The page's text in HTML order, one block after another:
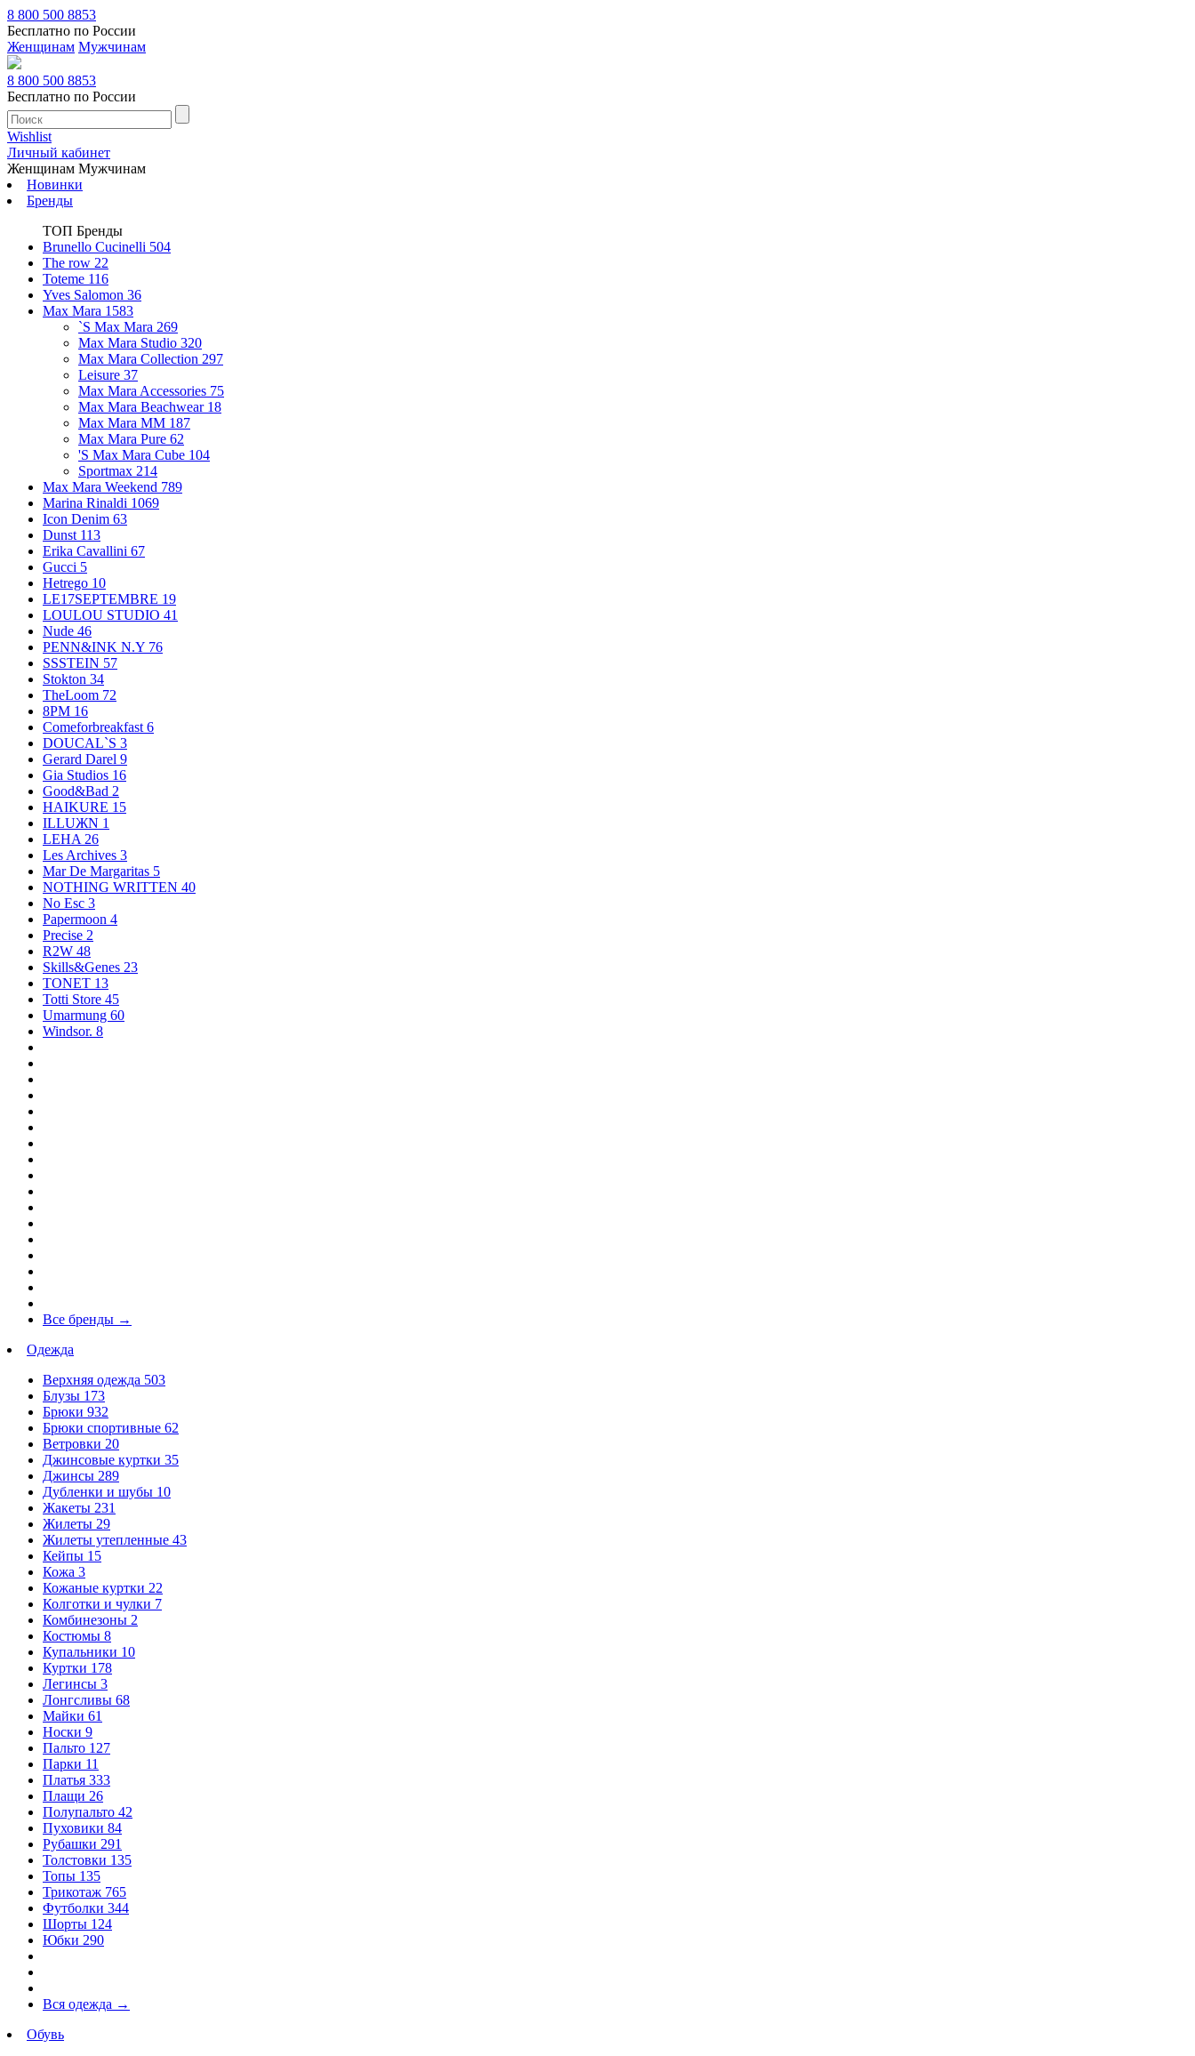
8 800 500 8853
Бесплатно по России
Женщинам Мужчинам
8 800 500 8853
Бесплатно по России
Wishlist
Личный кабинет
Женщинам Мужчинам
Новинки
Бренды
ТОП Бренды
Brunello Cucinelli 504
The row 22
Toteme 116
Yves Salomon 36
Max Mara 1583
`S Max Mara 269
Max Mara Studio 320
Max Mara Collection 297
Leisure 37
Max Mara Accessories 75
Max Mara Beachwear 18
Max Mara MM 187
Max Mara Pure 62
'S Max Mara Cube 104
Sportmax 214
Max Mara Weekend 789
Marina Rinaldi 1069
Icon Denim 63
Dunst 113
Erika Cavallini 67
Gucci 5
Hetrego 10
LE17SEPTEMBRE 19
LOULOU STUDIO 41
Nude 46
PENN&INK N.Y 76
SSSTEIN 57
Stokton 34
TheLoom 72
8PM 16
Comeforbreakfast 6
DOUCAL`S 3
Gerard Darel 9
Gia Studios 16
Good&Bad 2
HAIKURE 15
ILLUЖN 1
LEHA 26
Les Archives 3
Mar De Margaritas 5
NOTHING WRITTEN 40
No Esc 3
Papermoon 4
Precise 2
R2W 48
Skills&Genes 23
TONET 13
Totti Store 45
Umarmung 60
Windsor. 8
Все бренды →
Одежда
Верхняя одежда 503
Блузы 173
Брюки 932
Брюки спортивные 62
Ветровки 20
Джинсовые куртки 35
Джинсы 289
Дубленки и шубы 10
Жакеты 231
Жилеты 29
Жилеты утепленные 43
Кейпы 15
Кожа 3
Кожаные куртки 22
Колготки и чулки 7
Комбинезоны 2
Костюмы 8
Купальники 10
Куртки 178
Легинсы 3
Лонгсливы 68
Майки 61
Носки 9
Пальто 127
Парки 11
Платья 333
Плащи 26
Полупальто 42
Пуховики 84
Рубашки 291
Толстовки 135
Топы 135
Трикотаж 765
Футболки 344
Шорты 124
Юбки 290
Вся одежда →
Обувь